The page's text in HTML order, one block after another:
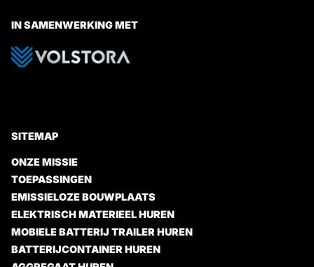
IN SAMENWERKING MET
SITEMAP
ONZE MISSIE
TOEPASSINGEN
EMISSIELOZE BOUWPLAATS
ELEKTRISCH MATERIEEL HUREN
MOBIELE BATTERIJ TRAILER HUREN
BATTERIJCONTAINER HUREN